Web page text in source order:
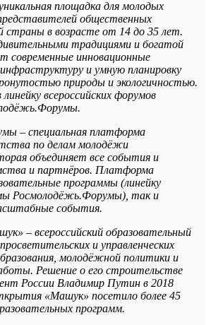
площадка для молодых
общественных
страны в возрасте от 14 до 35 лет.
традициями и богатой
современные инновационные
и умную планировку
природы и экологичностью.
всероссийских форумов
– специальная платформа
по делам молодёжи
объединяет все события и
и партнёров. Платформа
программы (линейку
Росмолодёжь.Форумы), так и
события.
– всероссийский образовательный
и управленческих
молодёжной политики и
Решение о его строительстве
России Владимир Путин в 2018
«Машук» посетило более 45
программ.